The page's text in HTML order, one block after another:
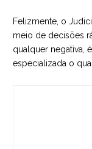
Felizmente, o
meio de decisões
qualquer negativa,
especializada o